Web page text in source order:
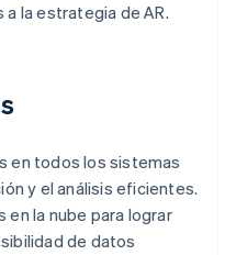
la estrategia de AR.
en todos los sistemas
y el análisis eficientes.
en la nube para lograr
de datos